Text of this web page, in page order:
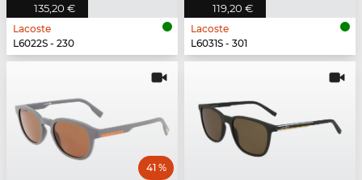
135,20 €
Lacoste
L6022S - 230
119,20 €
Lacoste
L6031S - 301
41 %